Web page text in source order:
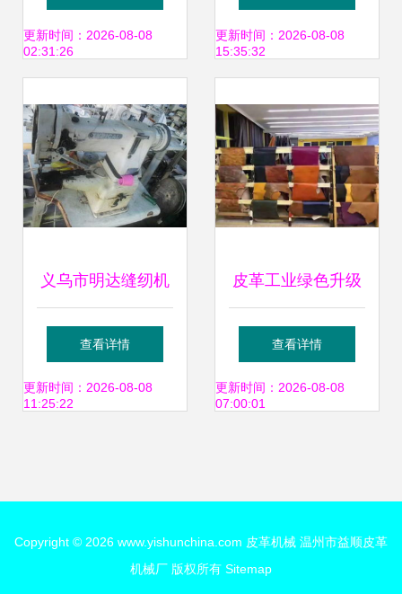
革与塑料加工设备
更新时间：2026-08-08
02:31:26
雕刻利器
更新时间：2026-08-08
15:35:32
义乌市明达缝纫机
商行 专业供应皮革
加工与缝制机械，
查看详情
更新时间：2026-08-08
11:25:22
皮革工业绿色升级
废气治理方法与皮
革机械技术创新
查看详情
更新时间：2026-08-08
07:00:01
Copyright © 2026 www.yishunchina.com 皮革机械 温州市益顺皮革
机械厂 版权所有 Sitemap